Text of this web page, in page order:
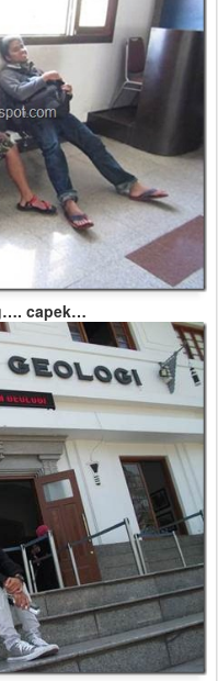
capek…